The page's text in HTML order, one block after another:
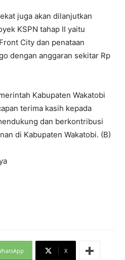
juga akan dilanjutkan
KSPN tahap II yaitu
City dan penataan
dengan anggaran sekitar Rp
Kabupaten Wakatobi
terima kasih kepada
dan berkontribusi
di Kabupaten Wakatobi. (B)
X